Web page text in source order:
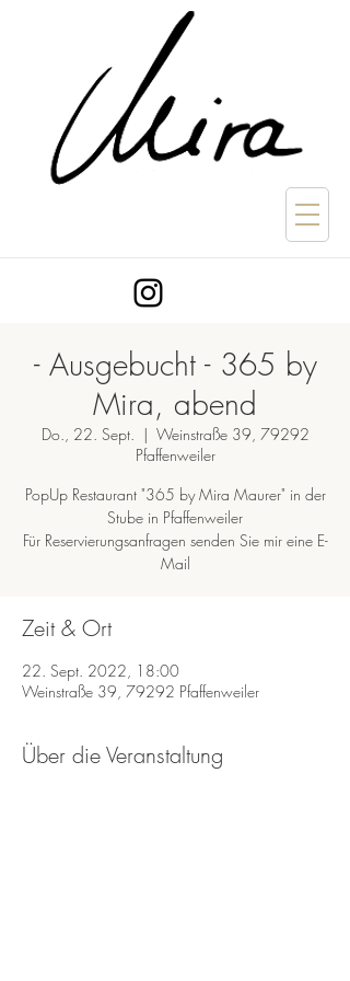
- Ausgebucht - 365 by
Mira, abend
Do., 22. Sept.
  |
Weinstraße 39, 79292
Pfaffenweiler
PopUp Restaurant "365 by Mira Maurer" in der
Stube in Pfaffenweiler
Für Reservierungsanfragen senden Sie mir eine E-
Zeit & Ort
22. Sept. 2022, 18:00
Weinstraße 39, 79292 Pfaffenweiler
Über die Veranstaltung